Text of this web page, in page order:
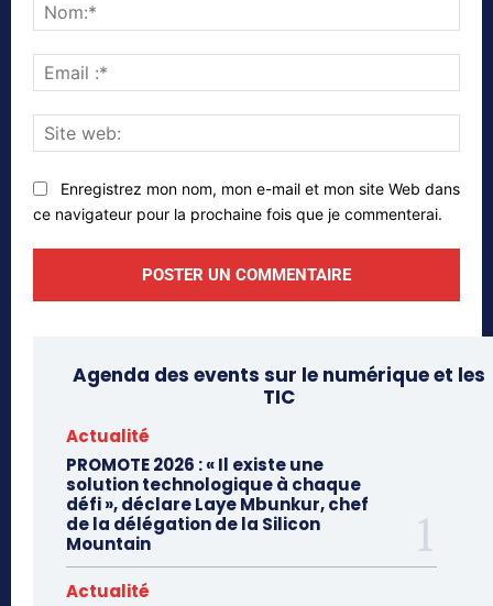
:*
web:
Enregistrez mon nom, mon e-mail et mon site Web dans
ce navigateur pour la prochaine fois que je commenterai.
Agenda des events sur le numérique et les
TIC
Actualité
PROMOTE 2026 : « Il existe une
solution technologique à chaque
défi », déclare Laye Mbunkur, chef
de la délégation de la Silicon
Mountain
Actualité